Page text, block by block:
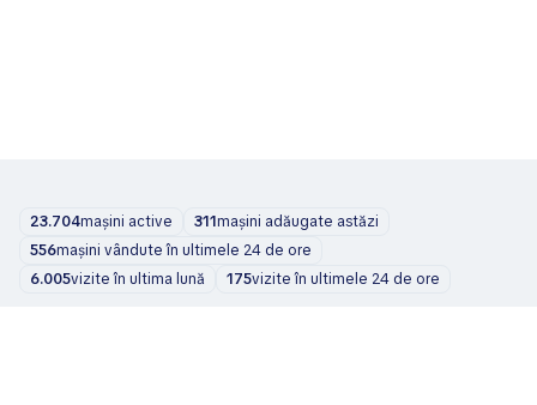
23.704mașini active 311mașini adăugate astăzi
556mașini vândute în ultimele 24 de ore
6.005vizite în ultima lună 175vizite în ultimele 24 de ore